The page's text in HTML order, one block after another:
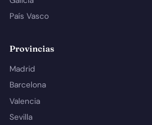
País Vasco
Provincias
Madrid
Barcelona
Valencia
Sevilla